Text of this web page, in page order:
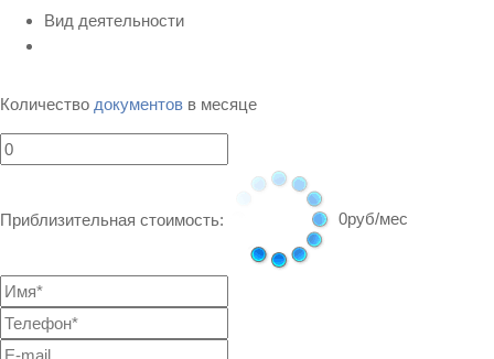
Вид деятельности
Количество документов в месяце
Приблизительная стоимость: 0руб/мес